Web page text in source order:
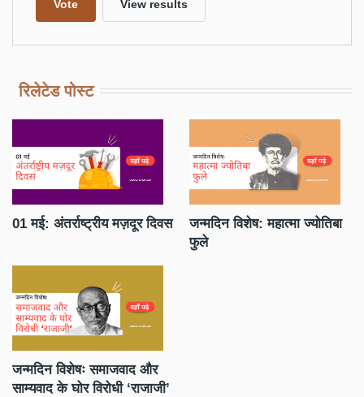
रिलेटेड पोस्ट
01 मई: अंतर्राष्ट्रीय मज़दूर दिवस
जन्मदिन विशेष: महात्मा ज्योतिबा
फुले
जन्मदिन विशेषः समाजवाद और
साम्यवाद के घोर विरोधी ‘राजाजी’